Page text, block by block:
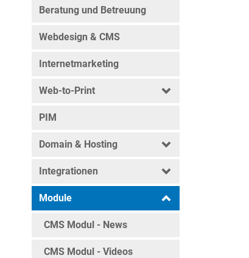
Beratung und Betreuung
Webdesign & CMS
Internetmarketing
Web-to-Print
PIM
Domain & Hosting
Integrationen
Module
CMS Modul - News
CMS Modul - Videos